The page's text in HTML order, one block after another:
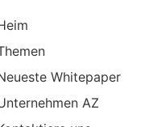
Whitepaper
AZ